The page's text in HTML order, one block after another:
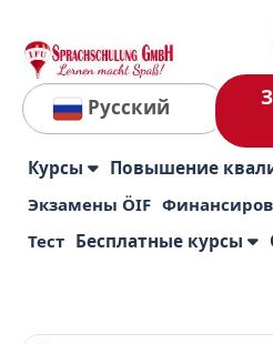
Русский
Курсы Повышение
Экзамены ÖIF
Тест Бесплатные курсы